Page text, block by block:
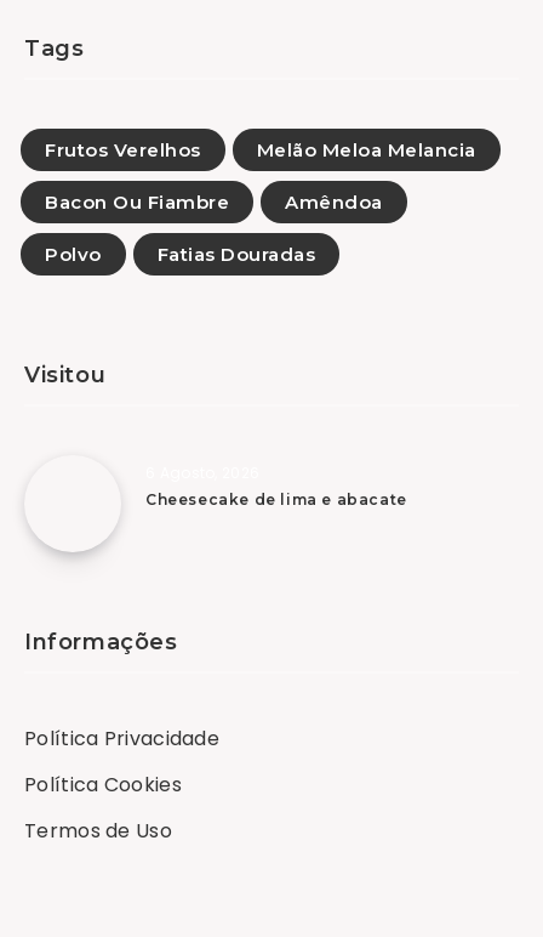
Tags
Frutos Verelhos Melão Meloa Melancia
Bacon Ou Fiambre Amêndoa
Polvo Fatias Douradas
Visitou
Cheesecake de lima e abacate
Informações
Política Privacidade
Política Cookies
Termos de Uso